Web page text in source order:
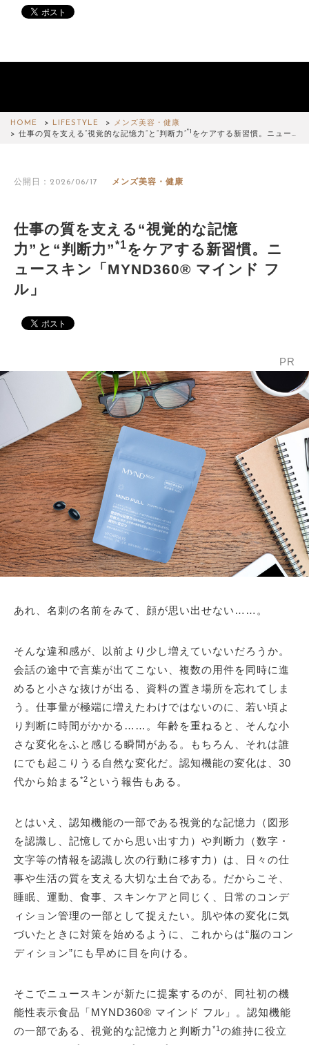
HOME LIFESTYLE
メンズ美容・健康
仕事の質を支える“視覚的な記憶力”と“判断力”*1 をケアする新習慣。ニュー…
公開日：2026/06/17 メンズ美容・健康
仕事の質を支える“視覚的な記憶
力”と“判断力”*1をケアする新習慣。ニ
ュースキン「MYND360® マインド フ
ル」
PR
あれ、名刺の名前をみて、顔が思い出せない……。
そんな違和感が、以前より少し増えていないだろうか。
会話の途中で言葉が出てこない、複数の用件を同時に進
めると小さな抜けが出る、資料の置き場所を忘れてしま
う。仕事量が極端に増えたわけではないのに、若い頃よ
り判断に時間がかかる……。年齢を重ねると、そんな小
さな変化をふと感じる瞬間がある。もちろん、それは誰
にでも起こりうる自然な変化だ。認知機能の変化は、30
代から始まる *2 という報告もある。
とはいえ、認知機能の一部である視覚的な記憶力（図形
を認識し、記憶してから思い出す力）や判断力（数字・
文字等の情報を認識し次の行動に移す力）は、日々の仕
事や生活の質を支える大切な土台である。だからこそ、
睡眠、運動、食事、スキンケアと同じく、日常のコンデ
ィション管理の一部として捉えたい。肌や体の変化に気
づいたときに対策を始めるように、これからは“脳のコン
ディション”にも早めに目を向ける。
そこでニュースキンが新たに提案するのが、同社初の機
能性表示食品「MYND360® マインド フル」。認知機能
の一部である、視覚的な記憶力と判断力 *1 の維持に役立